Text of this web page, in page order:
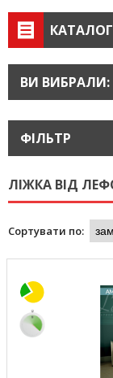
ВИ ВИБРАЛИ:
ФІЛЬТР
ЛІЖКА ВІД
Сортувати по: